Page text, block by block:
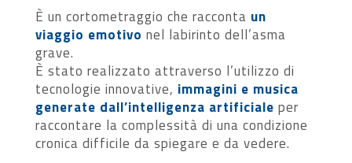
È un cortometraggio che racconta un
viaggio emotivo nel labirinto dell’asma
grave.
È stato realizzato attraverso l’utilizzo di
tecnologie innovative, immagini e musica
generate dall’intelligenza artificiale per
raccontare la complessità di una condizione
cronica difficile da spiegare e da vedere.